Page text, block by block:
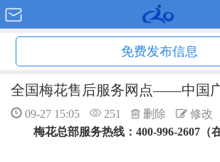
免费发布信息
全国梅花售后服务网点——中国
09-27 15:05 251 删除
修改
梅花总部服务热线：400-996-2607（在